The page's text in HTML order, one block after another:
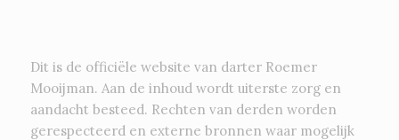
Dit is de officiële website van darter Roemer
Mooijman. Aan de inhoud wordt uiterste zorg en
aandacht besteed. Rechten van derden worden
gerespecteerd en externe bronnen waar mogelijk